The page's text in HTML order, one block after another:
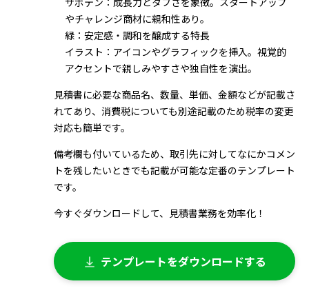
やチャレンジ商材に親和性あり。
緑：安定感・調和を醸成する特長
イラスト：アイコンやグラフィックを挿入。視覚的
アクセントで親しみやすさや独自性を演出。
見積書に必要な商品名、数量、単価、金額などが記載さ
れてあり、消費税についても別途記載のため税率の変更
対応も簡単です。
備考欄も付いているため、取引先に対してなにかコメン
トを残したいときでも記載が可能な定番のテンプレート
です。
今すぐダウンロードして、見積書業務を効率化！
テンプレートをダウンロードする